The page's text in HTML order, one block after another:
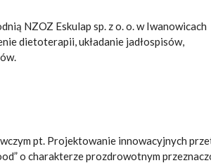
NZOZ Eskulap sp. z o. o. w Iwanowicach
dietoterapii, układanie jadłospisów,
pt. Projektowanie innowacyjnych
o charakterze prozdrowotnym